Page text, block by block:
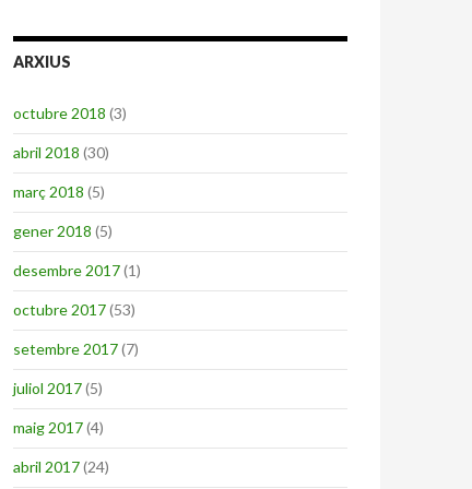
ARXIUS
octubre 2018 (3)
abril 2018 (30)
març 2018 (5)
gener 2018 (5)
desembre 2017(1)
octubre 2017(53)
setembre 2017(7)
juliol 2017(5)
maig 2017(4)
abril 2017(24)